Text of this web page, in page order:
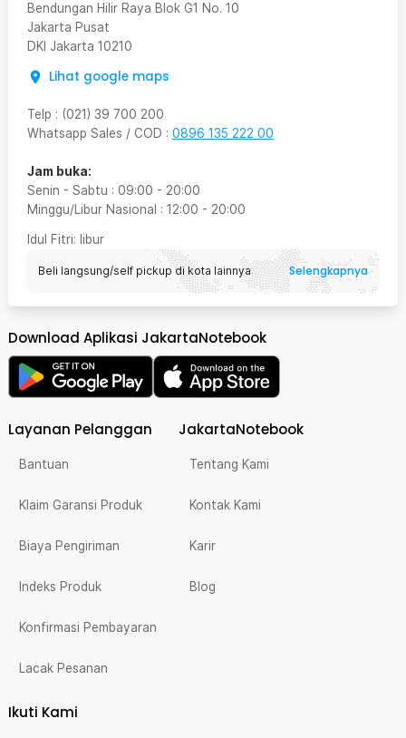
Bendungan Hilir Raya Blok G1 No. 10
Jakarta Pusat
DKI Jakarta 10210
Lihat google maps
Telp : (021) 39 700 200
Whatsapp Sales / COD : 0896 135 222 00
Jam buka:
Senin - Sabtu : 09:00 - 20:00
Minggu/Libur Nasional : 12:00 - 20:00
Idul Fitri: libur
Beli langsung/self pickup di kota lainnya Selengkapnya
Download Aplikasi JakartaNotebook
Layanan Pelanggan
Bantuan
Klaim Garansi Produk
Biaya Pengiriman
Indeks Produk
Konfirmasi Pembayaran
Lacak Pesanan
JakartaNotebook
Tentang Kami
Kontak Kami
Karir
Blog
Ikuti Kami